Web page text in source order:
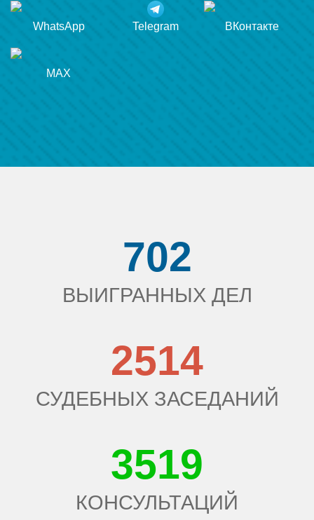
WhatsApp Telegram ВКонтакте
MAX
702
ВЫИГРАННЫХ ДЕЛ
2514
СУДЕБНЫХ ЗАСЕДАНИЙ
3519
КОНСУЛЬТАЦИЙ